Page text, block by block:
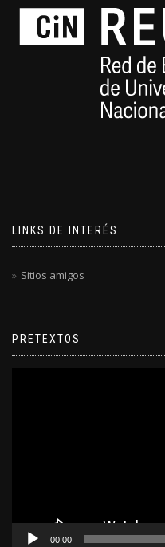
LINKS DE INTERÉS
Sitios amigos
PRETEXTOS
00:00